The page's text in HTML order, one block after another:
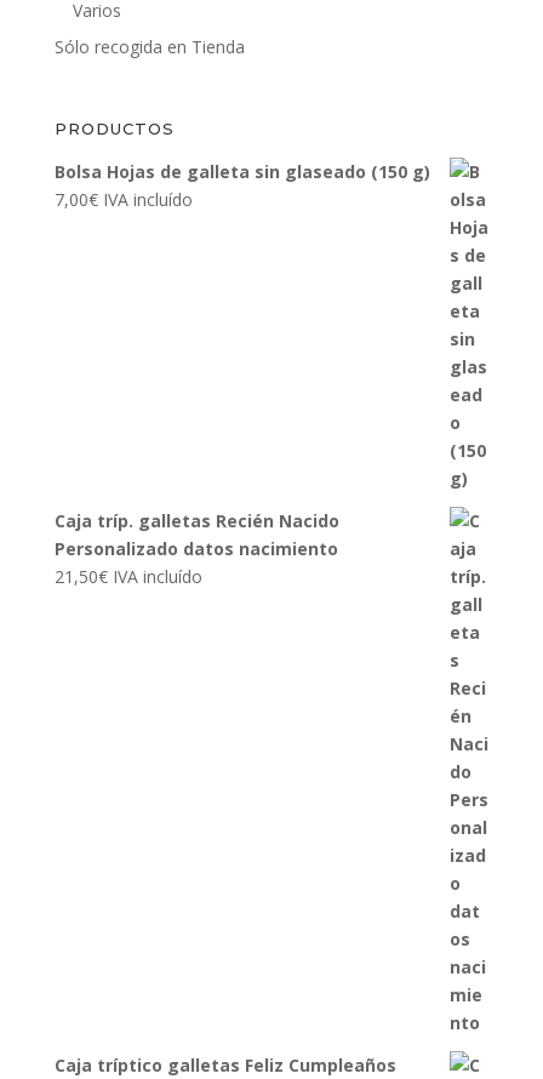
Varios
Sólo recogida en Tienda
PRODUCTOS
Bolsa Hojas de galleta sin glaseado (150 g)
7,00€ IVA incluído
Caja tríp. galletas Recién Nacido
Personalizado datos nacimiento
21,50€ IVA incluído
Caja tríptico galletas Feliz Cumpleaños